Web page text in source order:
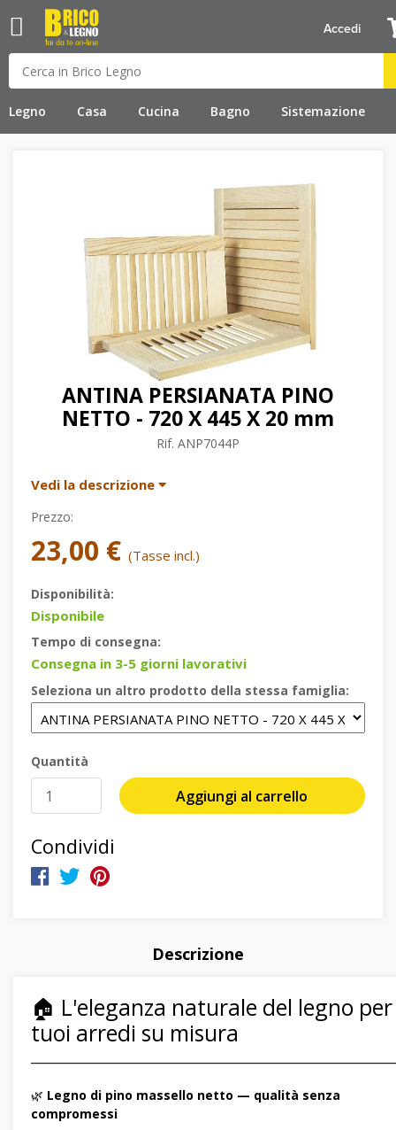
Legno Casa Cucina Bagno Sistemazione
Accedi
ANTINA PERSIANATA PINO
NETTO - 720 X 445 X 20 mm
Rif. ANP7044P
Vedi la descrizione
Prezzo:
23,00 € (Tasse incl.)
Disponibilità:
Disponibile
Tempo di consegna:
Consegna in 3-5 giorni lavorativi
Seleziona un altro prodotto della stessa famiglia:
Quantità
Aggiungi al carrello
Condividi
Descrizione
🏠 L'eleganza naturale del legno
tuoi arredi su misura
🌿 Legno di pino massello netto — qualità senza
compromessi